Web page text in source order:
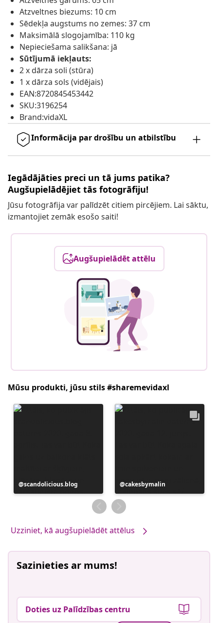
Atzveltnes biezums: 10 cm
Sēdekļa augstums no zemes: 37 cm
Maksimālā slogojamība: 110 kg
Nepieciešama salikšana: jā
Sūtījumā iekļauts:
2 x dārza soli (stūra)
1 x dārza sols (vidējais)
EAN:8720845453442
SKU:3196254
Brand:vidaXL
Informācija par drošību un atbilstību
Iegādājāties preci un tā jums patika?
Augšupielādējiet tās fotogrāfiju!
Jūsu fotogrāfija var palīdzēt citiem pircējiem. Lai sāktu,
izmantojiet zemāk esošo saiti!
Augšupielādēt attēlu
Mūsu produkti, jūsu stils #sharemevidaxl
Ierakstu
publicējis
scandolicious.blog
Ierakstu
publicējis
cakesbymalin
Uzziniet, kā augšupielādēt attēlus
Sazinieties ar mums!
Doties uz Palīdzības centru